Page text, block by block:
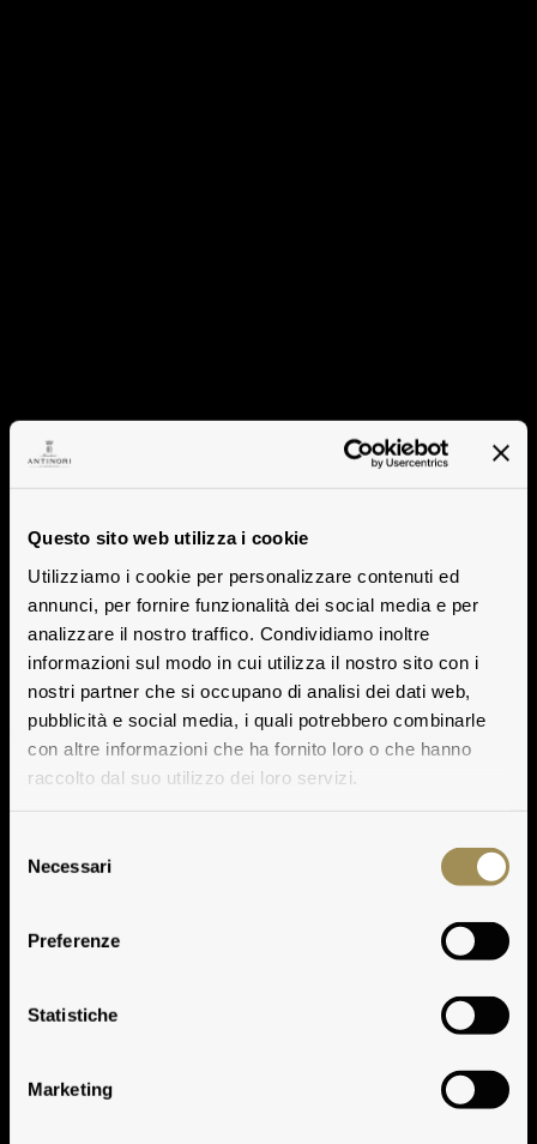
Questo sito web utilizza i cookie
Utilizziamo i cookie per personalizzare contenuti ed
annunci, per fornire funzionalità dei social media e per
analizzare il nostro traffico. Condividiamo inoltre
informazioni sul modo in cui utilizza il nostro sito con i
nostri partner che si occupano di analisi dei dati web,
pubblicità e social media, i quali potrebbero combinarle
con altre informazioni che ha fornito loro o che hanno
raccolto dal suo utilizzo dei loro servizi.
delNecessari
Preferenze
Statistiche
Marketing